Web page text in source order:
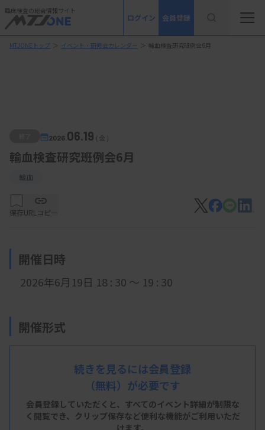
臨床検査の総合情報サイト
ログイン 会員登録
MTJONEトップ ＞ イベント・研修会カレンダー ＞ 輸血検査研究班例会6月
2026. 06.19（金）
輸血検査研究班例会6月
輸血
保存URLコピー
開催日時
2026年6月19日 18 : 30 ～ 19 : 30
開催形式
LIVE配信
主 催
群馬県臨床検査技師会
続きを見るには会員登録
（無料）が必要です
会員登録していただくと、すべてのイベント詳細が制限な
く閲覧でき、 クリップ保存など便利な機能がご利用いただ
けます。